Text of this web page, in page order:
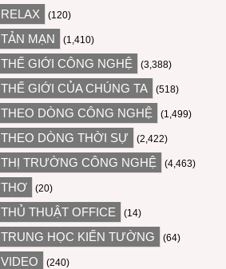
RELAX (120)
TẢN MẠN (1,410)
THẾ GIỚI CÔNG NGHỆ (3,388)
THẾ GIỚI CỦA CHÚNG TA (518)
THEO DÒNG CÔNG NGHỆ (1,499)
THEO DÒNG THỜI SỰ (2,422)
THỊ TRƯỜNG CÔNG NGHỆ (4,463)
THƠ (20)
THỦ THUẬT OFFICE (14)
TRUNG HỌC KIẾN TƯỜNG (64)
VIDEO (240)